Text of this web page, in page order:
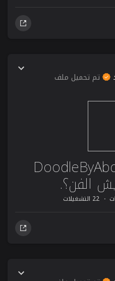
تم تحميل ملف
22 التشغيلات